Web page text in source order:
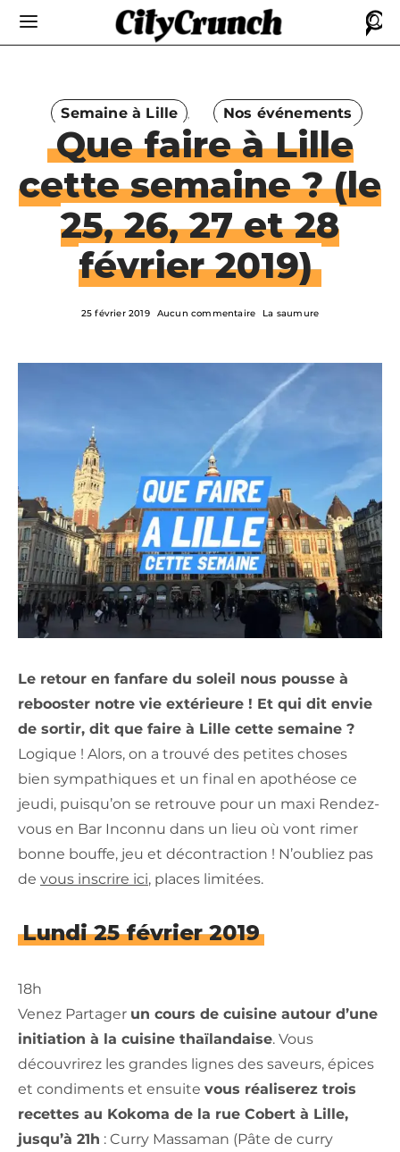
Semaine à Lille Nos événements
Que faire à Lille
cette semaine ? (le
25, 26, 27 et 28
février 2019)
25 février 2019 Aucun commentaire La saumure
Le retour en fanfare du soleil nous pousse à
rebooster notre vie extérieure ! Et qui dit envie
de sortir, dit que faire à Lille cette semaine ?
Logique ! Alors, on a trouvé des petites choses
bien sympathiques et un final en apothéose ce
jeudi, puisqu’on se retrouve pour un maxi Rendez-
vous en Bar Inconnu dans un lieu où vont rimer
bonne bouffe, jeu et décontraction ! N’oubliez pas
de vous inscrire ici, places limitées.
Lundi 25 février 2019
18h
Venez Partager un cours de cuisine autour d’une
initiation à la cuisine thaïlandaise. Vous
découvrirez les grandes lignes des saveurs, épices
et condiments et ensuite vous réaliserez trois
recettes au Kokoma de la rue Cobert à Lille,
jusqu’à 21h : Curry Massaman (Pâte de curry